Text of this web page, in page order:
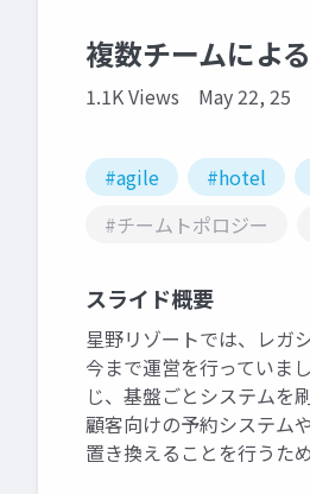
複数チームによ
1.1K Views May 22, 25
#agile #hotel
#チームトポロジー
スライド概要
星野リゾートでは、レガ
今まで運営を行っていま
じ、基盤ごとシステムを
顧客向けの予約システム
置き換えることを行うた